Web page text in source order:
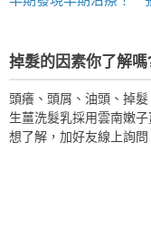
掉髮的因素你了解嗎
頭癢、頭屑、油頭、掉
生薑洗髮乳採用雲南嫩
想了解，加好友線上詢問